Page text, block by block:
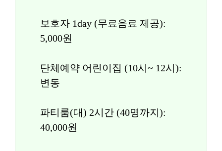
보호자 1day (무료음료 제공):
5,000원
단체예약 어린이집 (10시~ 12시):
변동
파티룸(대) 2시간 (40명까지):
40,000원